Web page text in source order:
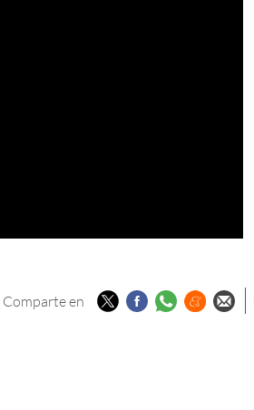
Comparte en TwitterFacebook
Whatsapp